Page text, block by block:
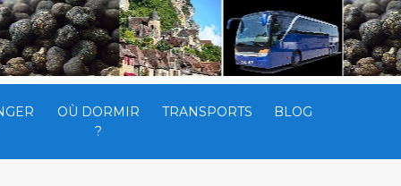
OÙ DORMIR
?
TRANSPORTS BLOG